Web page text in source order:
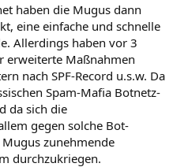
haben die Mugus dann
eine einfache und schnelle
Allerdings haben vor 3
erweiterte Maßnahmen
nach SPF-Record u.s.w. Da
Spam-Mafia Botnetz-
da sich die
gegen solche Bot-
zunehmende
durchzukriegen.